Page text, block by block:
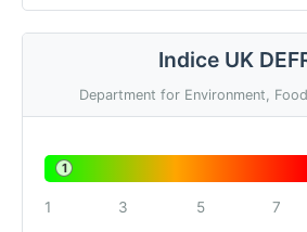
Indice UK
Department for Environment,
1
1 3 5 7